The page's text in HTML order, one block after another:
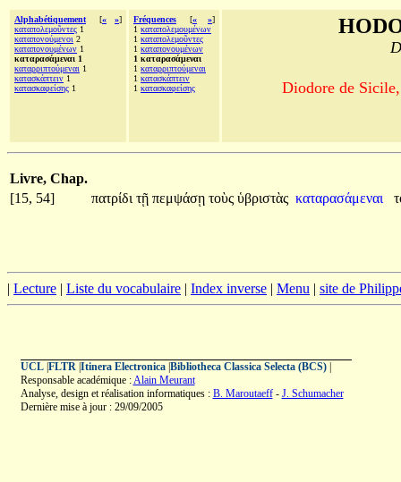
Alphabétiquement [« »]
καταπολεμοῦντες 1
καταπονούμενοι 2
καταπονουμένων 1
καταρασάμεναι 1
καταρριπτούμεναι 1
κατασκάπτειν 1
κατασκαφείσης 1
Fréquences [« »]
1 καταπολεμουμένων
1 καταπολεμοῦντες
1 καταπονουμένων
1 καταρασάμεναι
1 καταρριπτούμεναι
1 κατασκάπτειν
1 κατασκαφείσης Diodore de
Livre, Chap.
[15, 54]
πατρίδι τῇ πεμψάσῃ τοὺς ὑβριστὰς καταρασάμεναι
| Lecture | Liste du vocabulaire | Index inverse | Menu | site de
UCL| FLTR| Itinera Electronica| Bibliotheca Classica Selecta (BCS)|
Responsable académique :Alain Meurant
Analyse, design et réalisation informatiques : B. Maroutaeff- J. Schumacher
Dernière mise à jour : 29/09/2005